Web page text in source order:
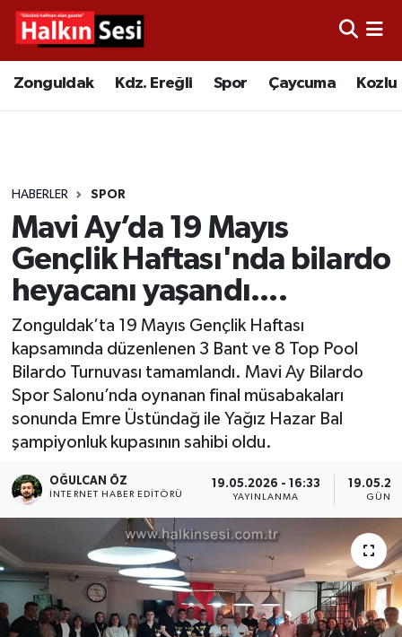
Zonguldak Kdz. Ereğli Spor Çaycuma Kozlu
HABERLER SPOR
Mavi Ay’da 19 Mayıs
Gençlik Haftası'nda bilardo
heyacanı yaşandı....
Zonguldak’ta 19 Mayıs Gençlik Haftası
kapsamında düzenlenen 3 Bant ve 8 Top Pool
Bilardo Turnuvası tamamlandı. Mavi Ay Bilardo
Spor Salonu’nda oynanan final müsabakaları
sonunda Emre Üstündağ ile Yağız Hazar Bal
şampiyonluk kupasının sahibi oldu.
OĞULCAN ÖZ
İNTERNET HABER EDITÖRÜ
19.05.2026 - 16:33
YAYINLANMA
Video
Çaycuma
Alaplı
Asayiş
Bartın
Karabük
Devrek
Bolu
BİLİM VE TEKNOLOJİ
DUNYA
Merkez Hava Durumu
Tüm Manşetler
Son Dakika Haberleri
Haber Arşivi